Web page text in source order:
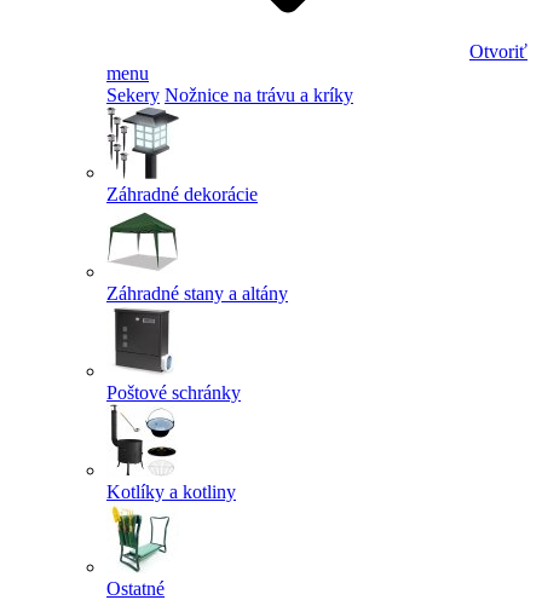
Otvoriť
menu
Sekery Nožnice na trávu a kríky
Záhradné dekorácie
Záhradné stany a altány
Poštové schránky
Kotlíky a kotliny
Ostatné